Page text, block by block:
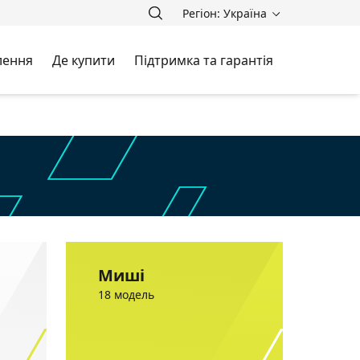
Регіон: Україна
Де купити Підтримка та гарантія
Миші
18 модель